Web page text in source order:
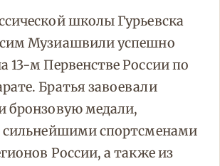
школы Гурьевска
Музиашвили успешно
13-м Первенстве России по
Братья завоевали
бронзовую медали,
сильнейшими спортсменами
России, а также из